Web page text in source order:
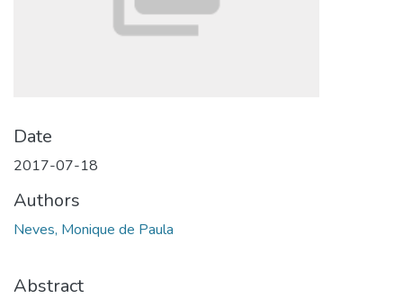
Date
2017-07-18
Authors
Neves, Monique de Paula
Abstract